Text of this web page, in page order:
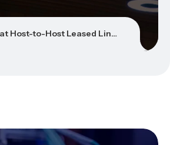
Host Leased Line untuk Menghubungkan Perusahaan